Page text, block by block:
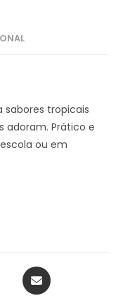
sabores tropicais
adoram. Prático e
ou em